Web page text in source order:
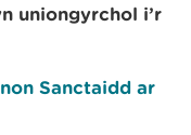
uniongyrchol i’r
Sanctaidd ar